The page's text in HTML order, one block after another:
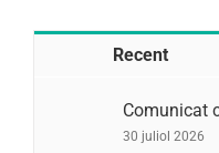
Recent
Comunicat
30 juliol 2026